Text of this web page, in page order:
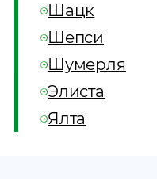
Шацк
Шепси
Шумерля
Элиста
Ялта